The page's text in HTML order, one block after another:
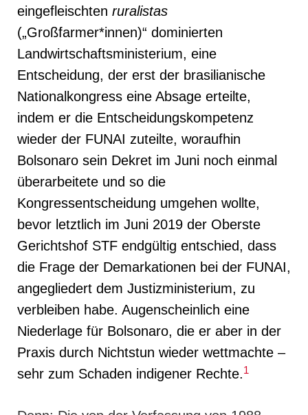
eingefleischten ruralistas
(„Großfarmer*innen)“ dominierten
Landwirtschaftsministerium, eine
Entscheidung, der erst der brasilianische
Nationalkongress eine Absage erteilte,
indem er die Entscheidungskompetenz
wieder der FUNAI zuteilte, woraufhin
Bolsonaro sein Dekret im Juni noch einmal
überarbeitete und so die
Kongressentscheidung umgehen wollte,
bevor letztlich im Juni 2019 der Oberste
Gerichtshof STF endgültig entschied, dass
die Frage der Demarkationen bei der FUNAI,
angegliedert dem Justizministerium, zu
verbleiben habe. Augenscheinlich eine
Niederlage für Bolsonaro, die er aber in der
Praxis durch Nichtstun wieder wettmachte –
sehr zum Schaden indigener Rechte.1